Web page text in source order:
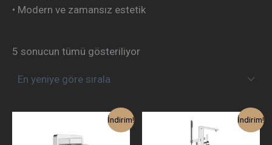
• Modern ve zamansız estetik
5 sonucun tümü gösteriliyor
İndirim!
112.000,00₺.
Şu
andaki
İndirim!
fiyat:
444.500,00₺.
Şu